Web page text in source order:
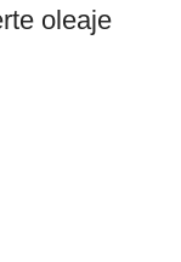
oleaje